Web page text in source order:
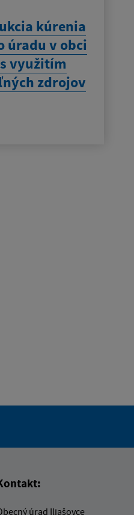
kúrenia
úradu v obci
využitím
zdrojov
úrad Iliašovce